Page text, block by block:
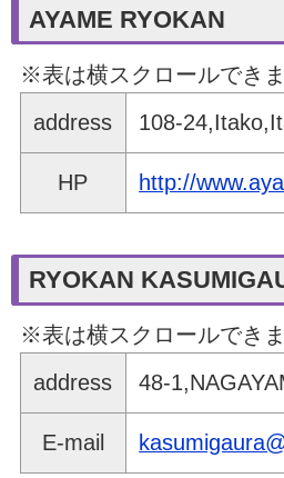
AYAME RYOKAN
※表は横スクロールできま
address
108-
HP http://
RYOKAN
※表は横スクロールできま
address
48-
E-mail